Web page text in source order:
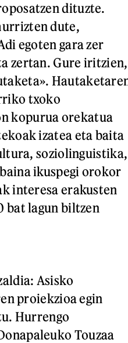
dituzte.
dute,
egoten gara zer
zertan. Gure iritzien,
txoko
kopurua orekatua
izatea eta baita
soziolinguistika,
ikuspegi orokor
interesa erakusten
bat lagun biltzen
Asisko
proiekzioa egin
Hurrengo
Touzaa